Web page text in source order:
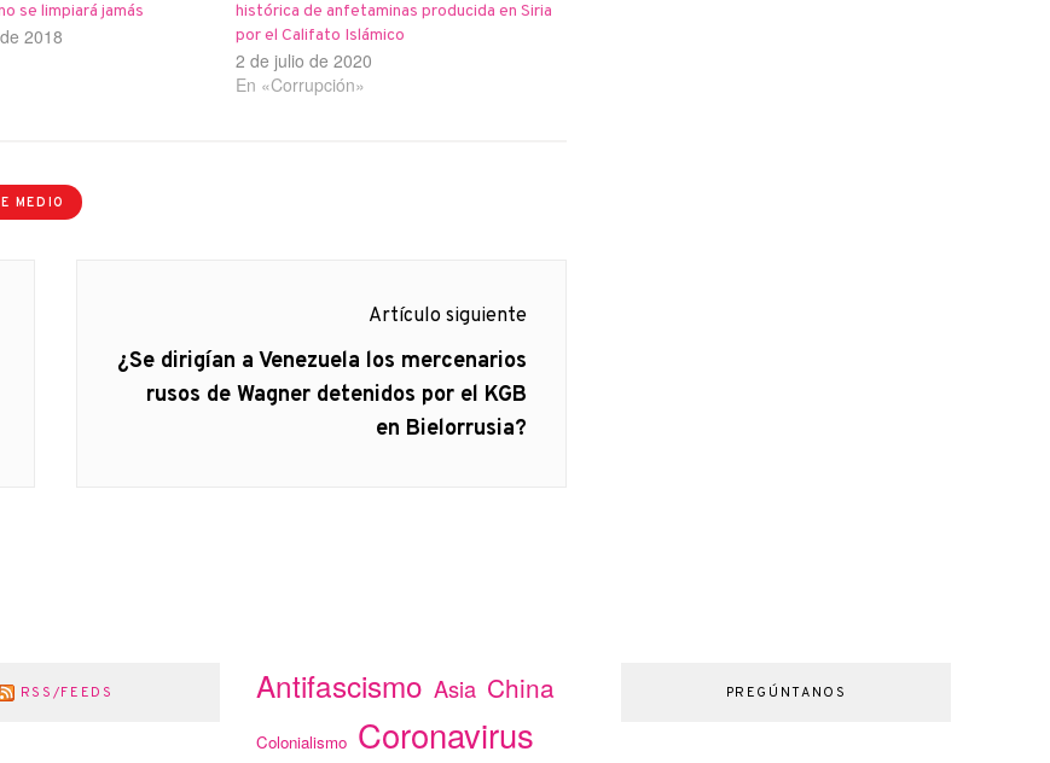
se limpiará jamás
2018
histórica de anfetaminas producida en Siria
por el Califato Islámico
2 de julio de 2020
En «Corrupción»
MEDIO
Artículo siguiente
Artículo
siguiente:
¿Se dirigían a Venezuela los mercenarios
rusos de Wagner detenidos por el KGB
en Bielorrusia?
RSS/FEEDS Antifascismo Asia China
Colonialismo Coronavirus
PREGÚNTANOS